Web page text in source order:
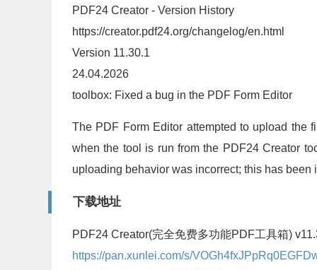
PDF24 Creator - Version History
https://creator.pdf24.org/changelog/en.html
Version 11.30.1
24.04.2026
toolbox: Fixed a bug in the PDF Form Editor
The PDF Form Editor attempted to upload the
when the tool is run from the PDF24 Creator
uploading behavior was incorrect; this has been
下载地址
PDF24 Creator(完全免费多功能PDF工具箱)
https://pan.xunlei.com/s/